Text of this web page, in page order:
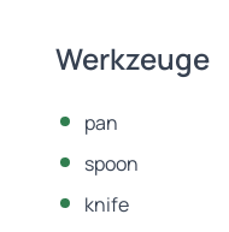
Werkzeuge
pan
spoon
knife